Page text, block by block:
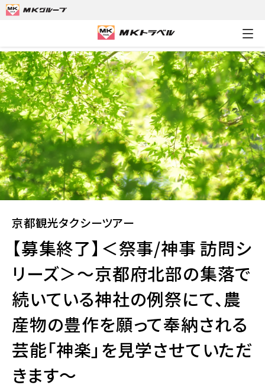
京都観光タクシーツアー 【募集終了】＜祭
京都観光タクシーツアー
【募集終了】＜祭事/神事 訪問シ
リーズ＞～京都府北部の集落で
続いている神社の例祭にて、農
産物の豊作を願って奉納される
芸能「神楽」を見学させていただ
きます～